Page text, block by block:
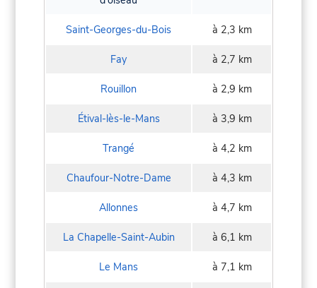
Saint-Georges-du-Bois à 2,3 km
Fay à 2,7 km
Rouillon à 2,9 km
Étival-lès-le-Mans à 3,9 km
Trangé à 4,2 km
Chaufour-Notre-Dame à 4,3 km
Allonnes à 4,7 km
La Chapelle-Saint-Aubin à 6,1 km
Le Mans à 7,1 km